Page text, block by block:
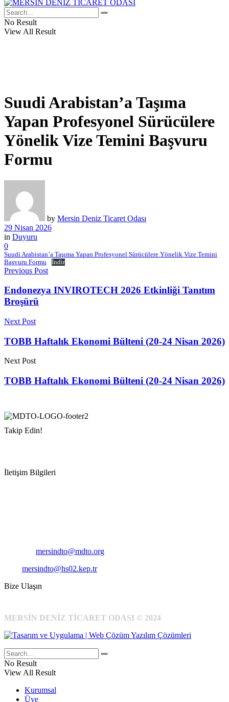
No Result
View All Result
Suudi Arabistan’a Taşıma
Yapan Profesyonel Sürücülere
Yönelik Vize Temini Başvuru
Formu
by Mersin Deniz Ticaret Odası
29 Nisan 2026
in Duyuru
0
Suudi Arabistan’a Taşıma Yapan Profesyonel Sürücülere Yönelik Vize Temini
Başvuru Formu
İndir
Previous Post
Endonezya INVIROTECH 2026 Etkinliği Tanıtım
Broşürü
Next Post
TOBB Haftalık Ekonomi Bülteni (20-24 Nisan 2026)
Next Post
TOBB Haftalık Ekonomi Bülteni (20-24 Nisan 2026)
Takip Edin!
İletişim Bilgileri
mersindto@mdto.org
mersindto@hs02.kep.tr
Bize Ulaşın
MERSİN DENİZ TİCARET ODASI © 2024
No Result
View All Result
Kurumsal
Üye